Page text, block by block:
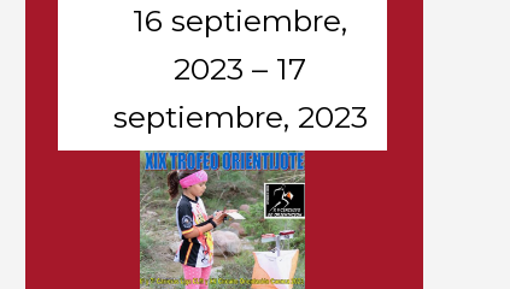
16 septiembre,
2023 – 17
septiembre, 2023